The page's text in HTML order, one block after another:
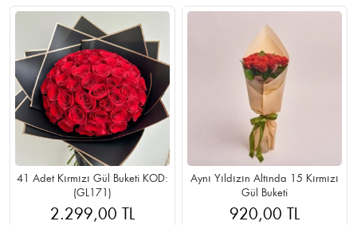
41 Adet Kırmızı Gül Buketi KOD:
(GL171)
2.299,00 TL
Aynı Yıldızın Altında 15 Kırmızı
Gül Buketi
920,00 TL